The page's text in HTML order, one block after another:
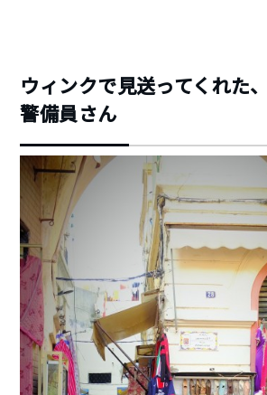
ウィンクで見送ってくれた
警備員さん